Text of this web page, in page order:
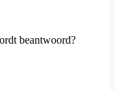
beantwoord?